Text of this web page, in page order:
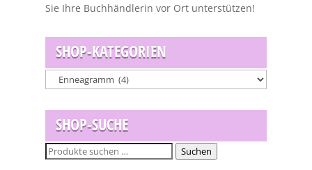
Sie Ihre Buchhändlerin vor Ort unterstützen!
SHOP-KATEGORIEN
SHOP-SUCHE
Suchen
Suchen